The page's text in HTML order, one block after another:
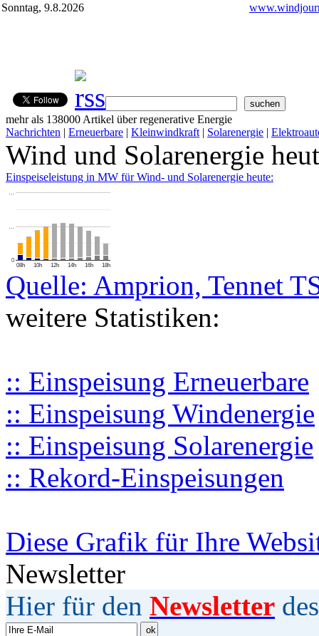
Sonntag, 9.8.2026
mehr als 138000 Artikel über regenerative Energie
Nachrichten | Erneuerbare | Kleinwindkraft | Solarenergie |
Wind und Solarenergie
Einspeiseleistung in MW für Wind- und Solarenergie heute:
08h 10h 12h 14h 16h 18h
0
…
…
Quelle: Amprion, Tennet
weitere Statistiken:
:: Einspeisung Erneuerbare
:: Einspeisung Windenergie
:: Einspeisung Solarenergie
:: Rekord-Einspeisungen
Diese Grafik für Ihre
Newsletter
Hier für den Newsletter